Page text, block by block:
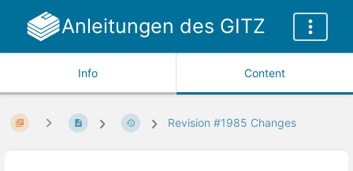
Anleitungen des GITZ
Info Content
Revision #1985 Changes